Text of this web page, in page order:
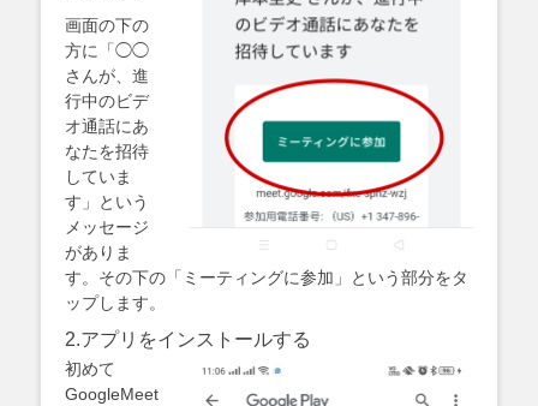
画面の下の
方に「◯◯
さんが、進
行中のビデ
オ通話にあ
なたを招待
していま
す」という
メッセージ
がありま
す。その下の「ミーティングに参加」という部分をタ
ップします。
2.アプリをインストールする
初めて
GoogleMeet